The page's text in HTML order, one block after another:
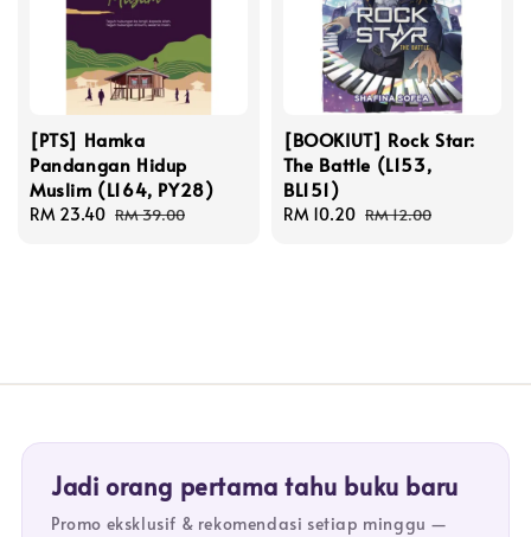
[PTS] Hamka
Pandangan Hidup
Muslim (L164, PY28)
Sale
RM 23.40 Regular
RM 39.00
[BOOKIUT] Rock Star:
The Battle (L153,
BL151)
Sale
RM 10.20 Regular
RM 12.00
Jadi orang pertama tahu buku baru
Promo eksklusif & rekomendasi setiap minggu —